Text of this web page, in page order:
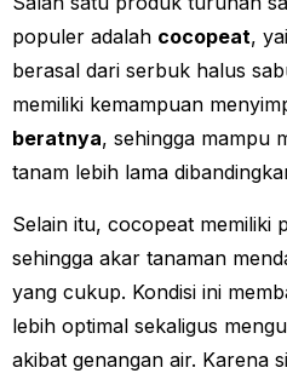
populer adalah cocopeat,
berasal dari serbuk halus
memiliki kemampuan
beratnya, sehingga mampu
tanam lebih lama
Selain itu, cocopeat memiliki
sehingga akar tanaman
yang cukup. Kondisi ini
lebih optimal sekaligus
akibat genangan air. Karena